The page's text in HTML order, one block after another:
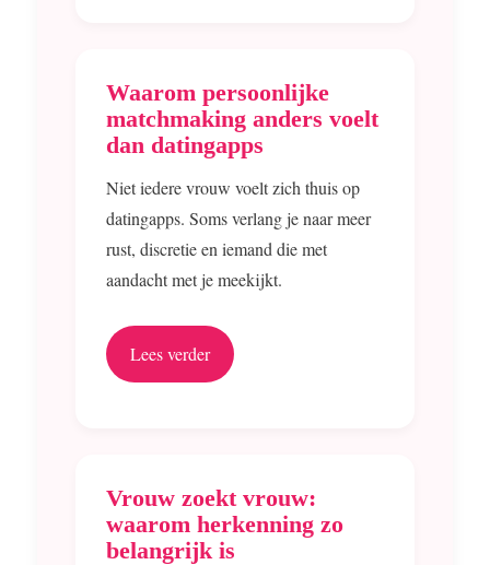
Waarom persoonlijke
matchmaking anders voelt
dan datingapps
Niet iedere vrouw voelt zich thuis op
datingapps. Soms verlang je naar meer
rust, discretie en iemand die met
aandacht met je meekijkt.
Lees verder
Vrouw zoekt vrouw:
waarom herkenning zo
belangrijk is